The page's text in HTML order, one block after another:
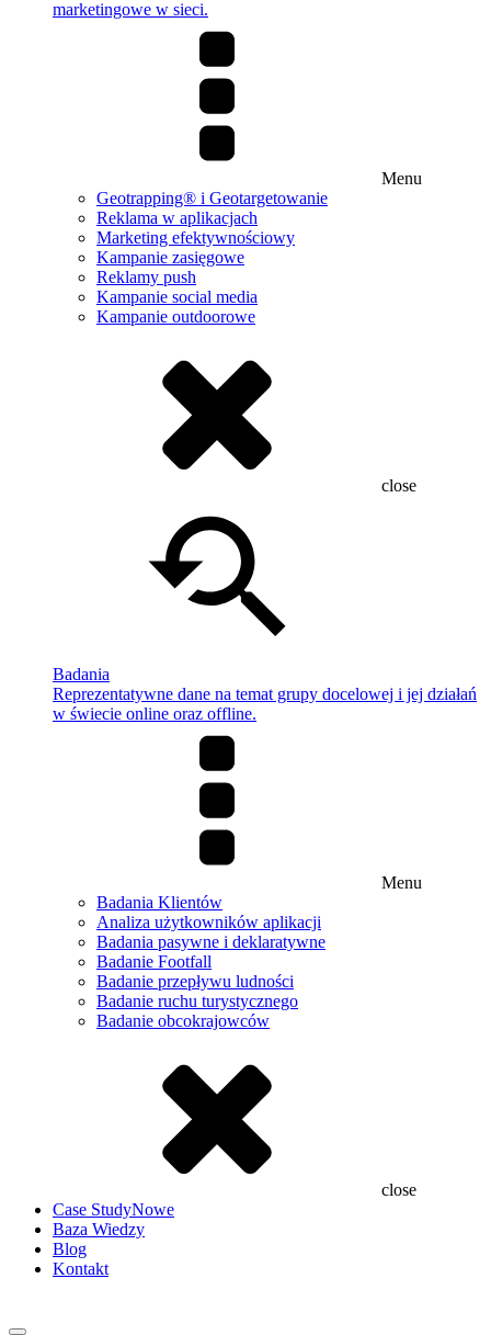
marketingowe w sieci.
Menu
Geotrapping® i Geotargetowanie
Reklama w aplikacjach
Marketing efektywnościowy
Kampanie zasięgowe
Reklamy push
Kampanie social media
Kampanie outdoorowe
close
Badania
Reprezentatywne dane na temat grupy docelowej i jej działań
w świecie online oraz offline.
Menu
Badania Klientów
Analiza użytkowników aplikacji
Badania pasywne i deklaratywne
Badanie Footfall
Badanie przepływu ludności
Badanie ruchu turystycznego
Badanie obcokrajowców
close
Case StudyNowe
Baza Wiedzy
Blog
Kontakt